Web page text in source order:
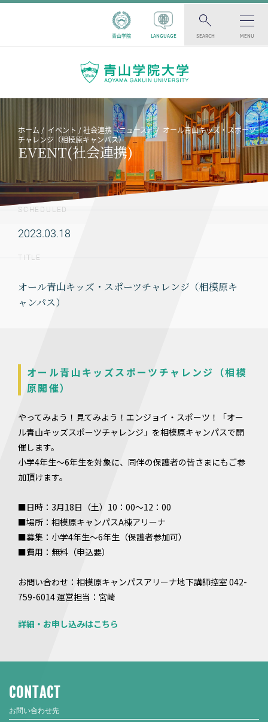
青山学院 LANGUAGE SEARCH MENU
ホーム イベント 社会連携（ニュース）
オール青山キッズ・スポーツ
チャレンジ（相模原キャンパス）
EVENT(社会連携)
SCHEDULED
2023.03.18
TITLE
オール青山キッズ・スポーツチャレンジ（相模原キ
ャンパス）
オール青山キッズスポーツチャレンジ（相模
原開催）
やってみよう！見てみよう！エンジョイ・スポーツ！「オー
ル青山キッズスポーツチャレンジ」を相模原キャンパスで開
催します。
小学4年生～6年生を対象に、同伴の保護者の皆さまにもご参
加頂けます。
■日時：3月18日（土）10：00～12：00
■場所：相模原キャンパスA棟アリーナ
■募集：小学4年生～6年生（保護者参加可）
■費用：無料（申込要）
お問い合わせ：相模原キャンパスアリーナ地下講師控室 042-
759-6014 運営担当：宮崎
詳細・お申し込みはこちら
CONTACT
お問い合わせ先